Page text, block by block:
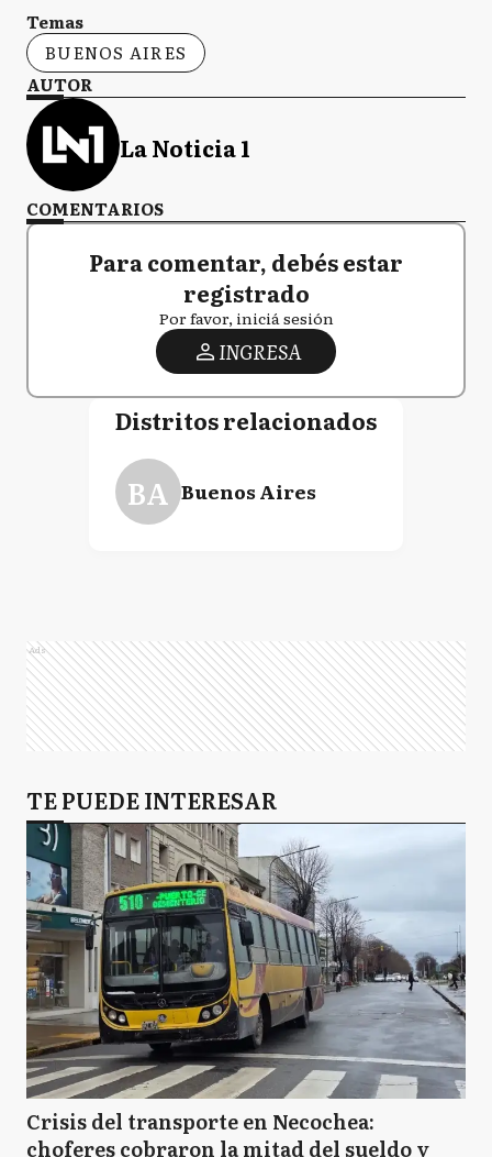
Temas
BUENOS AIRES
AUTOR
La Noticia 1
COMENTARIOS
Para comentar, debés estar
registrado
Por favor, iniciá sesión
INGRESA
Distritos relacionados
BA Buenos Aires
Ads
TE PUEDE INTERESAR
Crisis del transporte en Necochea:
choferes cobraron la mitad del sueldo y